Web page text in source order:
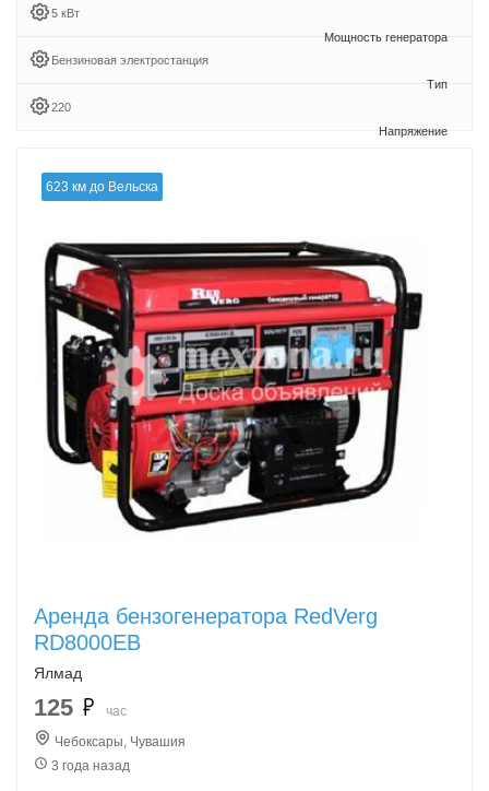
5 кВт
Бензиновая электростанция
220
623 км до Вельска
Аренда бензогенератора RedVerg
RD8000EB
Ялмад
125
час
Чебоксары, Чувашия
3 года назад